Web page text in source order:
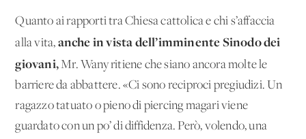
Quanto ai rapporti tra Chiesa cattolica e chi s’affaccia
alla vita, anche in vista dell’imminente Sinodo dei
giovani,Mr. Wany ritiene che siano ancora molte le
barriere da abbattere. «Ci sono reciproci pregiudizi. Un
ragazzo tatuato o pieno di piercing magari viene
guardato con un po’ di diffidenza. Però, volendo, una